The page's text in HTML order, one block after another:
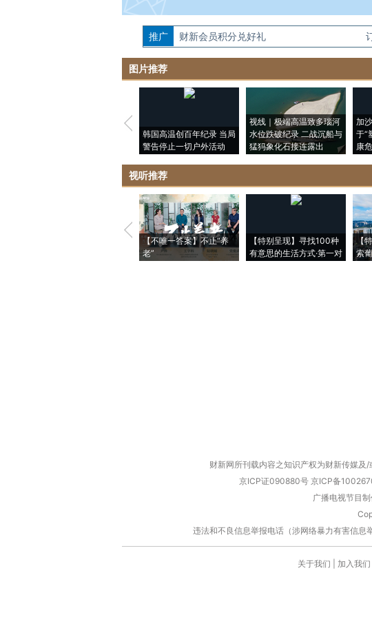
如需刊登转载请点击右侧按钮，提交相关信息。经确认即可
推广 财新会员积分兑好礼
图片推荐
韩国高温创百年纪录 当局
警告停止一切户外活动
视线｜极端高温致多瑙河
水位跌破纪录 二战沉船与
猛犸象化石接连露出
加
于“
康
视听推荐
【不唯一答案】不止“养
老”
【特别呈现】寻找100种
有意思的生活方式·第一对
【
索
财新网所刊载内容之知识产权为财新传媒及
京ICP证090880号 京ICP备
广播电视节目
违法和不良信息举报电话（涉网络暴力有害信
关于我们 加入我们